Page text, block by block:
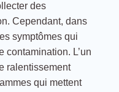
des
Cependant, dans
symptômes qui
contamination. L’un
ralentissement
qui mettent